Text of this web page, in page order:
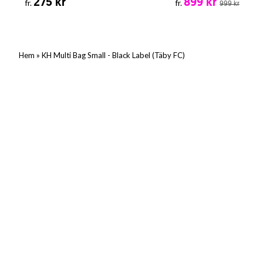
fr.275 kr
fr.899 kr 999 kr
Hem » KH Multi Bag Small - Black Label (Täby FC)